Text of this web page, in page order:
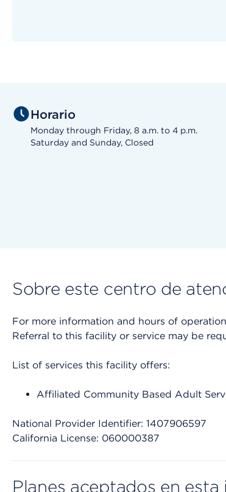
Horario
Monday through Friday, 8 a.m. to 4 p.m.
Saturday and Sunday, Closed
Sobre este centro de
For more information and hours of
Referral to this facility or service may be
List of services this facility offers:
Affiliated Community Based Adult
National Provider Identifier: 1407906597
California License: 060000387
Planes aceptados en esta